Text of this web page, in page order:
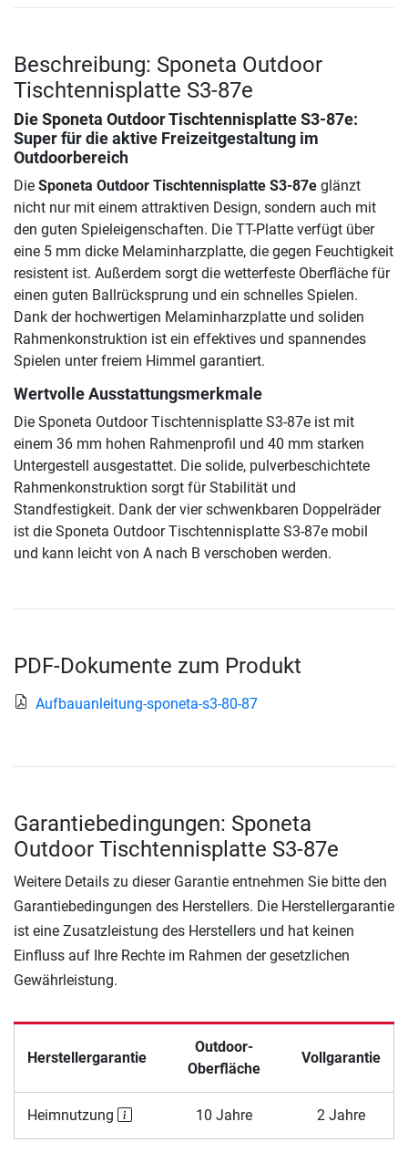
Beschreibung: Sponeta Outdoor
Tischtennisplatte S3-87e
Die Sponeta Outdoor Tischtennisplatte S3-87e:
Super für die aktive Freizeitgestaltung im
Outdoorbereich
Die Sponeta Outdoor Tischtennisplatte S3-87e glänzt
nicht nur mit einem attraktiven Design, sondern auch mit
den guten Spieleigenschaften. Die TT-Platte verfügt über
eine 5 mm dicke Melaminharzplatte, die gegen Feuchtigkeit
resistent ist. Außerdem sorgt die wetterfeste Oberfläche für
einen guten Ballrücksprung und ein schnelles Spielen.
Dank der hochwertigen Melaminharzplatte und soliden
Rahmenkonstruktion ist ein effektives und spannendes
Spielen unter freiem Himmel garantiert.
Wertvolle Ausstattungsmerkmale
Die Sponeta Outdoor Tischtennisplatte S3-87e ist mit
einem 36 mm hohen Rahmenprofil und 40 mm starken
Untergestell ausgestattet. Die solide, pulverbeschichtete
Rahmenkonstruktion sorgt für Stabilität und
Standfestigkeit. Dank der vier schwenkbaren Doppelräder
ist die Sponeta Outdoor Tischtennisplatte S3-87e mobil
und kann leicht von A nach B verschoben werden.
PDF-Dokumente zum Produkt
Aufbauanleitung-sponeta-s3-80-87
Garantiebedingungen: Sponeta
Outdoor Tischtennisplatte S3-87e
Weitere Details zu dieser Garantie entnehmen Sie bitte den
Garantiebedingungen des Herstellers. Die Herstellergarantie
ist eine Zusatzleistung des Herstellers und hat keinen
Einfluss auf Ihre Rechte im Rahmen der gesetzlichen
Gewährleistung.
Herstellergarantie
Outdoor-
Oberfläche
Vollgarantie
Heimnutzung 10 Jahre 2 Jahre